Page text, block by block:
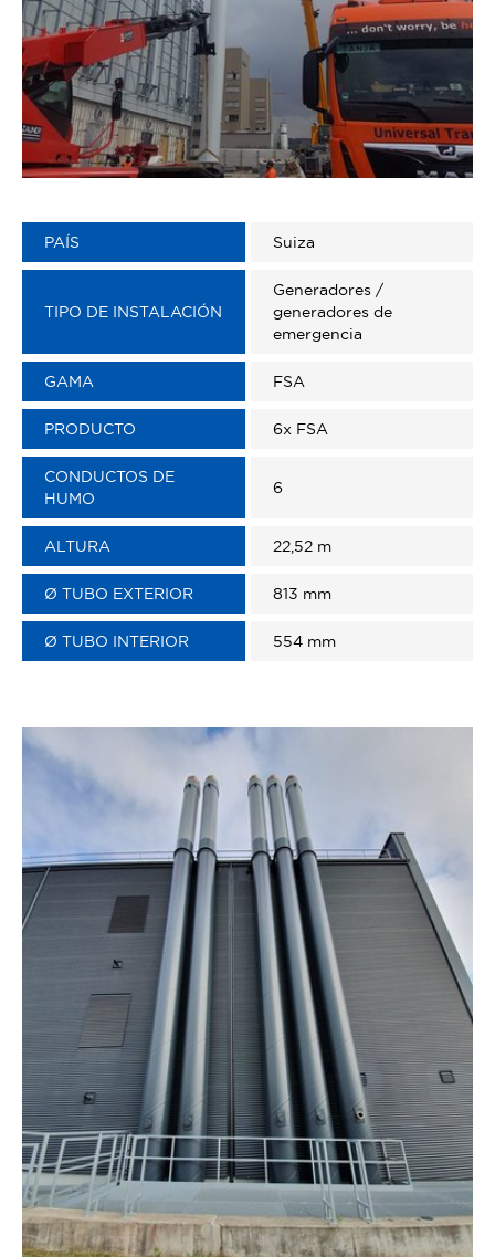
PAÍS Suiza
TIPO DE INSTALACIÓN
Generadores /
generadores de
emergencia
GAMA FSA
PRODUCTO 6x FSA
CONDUCTOS DE
HUMO
6
ALTURA 22,52 m
Ø TUBO EXTERIOR 813 mm
Ø TUBO INTERIOR 554 mm